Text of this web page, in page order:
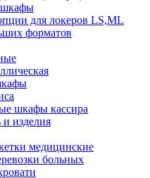
шкафы
для локеров LS,ML
форматов
шкафы кассира
изделия
медицинские
больных